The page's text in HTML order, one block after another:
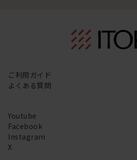
ご利用ガイド
よくある質問
Youtube
Facebook
Instagram
X